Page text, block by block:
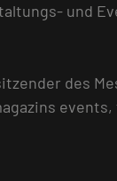
und
des